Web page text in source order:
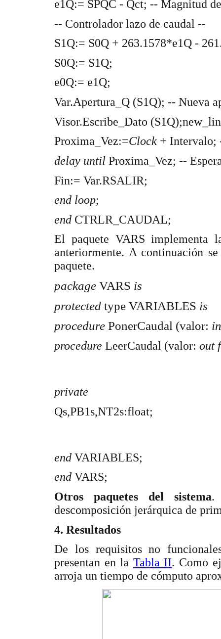
e1Q:= SPQC - Qct; -- Magnitud
-- Controlador lazo de caudal --
S1Q:= S0Q + 263.1578*e1Q -
S0Q:= S1Q;
e0Q:= e1Q;
Var.Apertura_Q (S1Q); -- Nueva
Visor.Escribe_Dato
Proxima_Vez:=Clock + Intervalo;
delay until Proxima_Vez; --
Fin:= Var.RSALIR;
end loop;
end CTRLR_CAUDAL;
El paquete VARS implementa
anteriormente. A continuación
paquete.
package VARS is
protected type VARIABLES is
procedure PonerCaudal (valor:
procedure LeerCaudal (valor: out
private
Qs,PB1s,NT2s:float;
end VARIABLES;
end VARS;
Otros paquetes del sistema.
descomposición jerárquica de
4. Resultados
De los requisitos no
presentan en la Tabla II. Como
arroja un tiempo de cómputo